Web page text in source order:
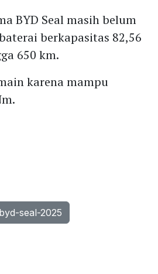
BYD Seal masih belum
berkapasitas 82,56
650 km.
karena mampu
seal-2025